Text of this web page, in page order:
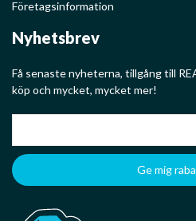
Företagsinformation
Nyhetsbrev
Få senaste nyheterna, tillgång till
köp och mycket, mycket mer!
Ge mig